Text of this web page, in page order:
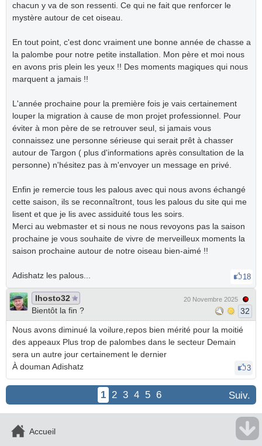
chacun y va de son ressenti. Ce qui ne fait que renforcer le
mystère autour de cet oiseau.
En tout point, c'est donc vraiment une bonne année de chasse a
la palombe pour notre petite installation. Mon père et moi nous
en avons pris plein les yeux !! Des moments magiques qui nous
marquent a jamais !!
L'année prochaine pour la première fois je vais certainement
louper la migration à cause de mon projet professionnel. Pour
éviter à mon père de se retrouver seul, si jamais vous
connaissez une personne sérieuse qui serait prêt à chasser
autour de Targon ( plus d'informations après consultation de la
personne) n'hésitez pas à m'envoyer un message en privé.
Enfin je remercie tous les palous avec qui nous avons échangé
cette saison, ils se reconnaîtront, tous les palous du site qui me
lisent et que je lis avec assiduité tous les soirs.
Merci au webmaster et si nous ne nous revoyons pas la saison
prochaine je vous souhaite de vivre de merveilleux moments la
saison prochaine autour de notre oiseau bien-aimé !!
Adishatz les palous... 18
lhosto32
Bientôt la fin ?
20 Novembre 2025
32
Nous avons diminué la voilure,repos bien mérité pour la moitié
des appeaux Plus trop de palombes dans le secteur Demain
sera un autre jour certainement le dernier
À douman Adishatz
3
Suiv.
1 2 3 4 5 6
Accueil